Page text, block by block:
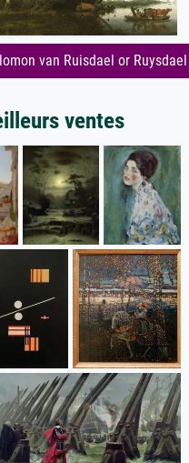
van Ruisdael or Ruysdael
ventes